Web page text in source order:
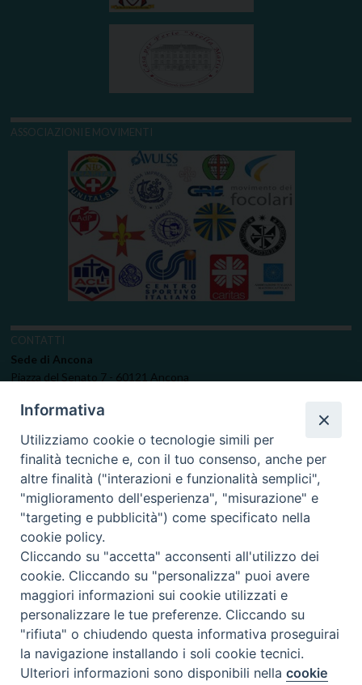
ASSOCIAZIONI E MOVIMENTI
CONTATTI
Sede di Ancona
Piazza del Senato 7 - 60121 Ancona
FAX: (+39) 071.9943521
PEC:diocesi.ancona@pec.chiesacattolica.it
CONTATTACI
La curia è aperta al pubblico nei giorni feriali (escluso il sabato) dalle ore
8.30 alle ore 12.30.
Preferenze Cookie
Informativa
Utilizziamo cookie o tecnologie simili per
finalità tecniche e, con il tuo consenso, anche per
altre finalità ("interazioni e funzionalità semplici",
"miglioramento dell'esperienza", "misurazione" e
"targeting e pubblicità") come specificato nella
cookie policy.
Cliccando su "accetta" acconsenti all'utilizzo dei
cookie. Cliccando su "personalizza" puoi avere
maggiori informazioni sui cookie utilizzati e
personalizzare le tue preferenze. Cliccando su
"rifiuta" o chiudendo questa informativa proseguirai
la navigazione installando i soli cookie tecnici.
Ulteriori informazioni sono disponibili nellacookie